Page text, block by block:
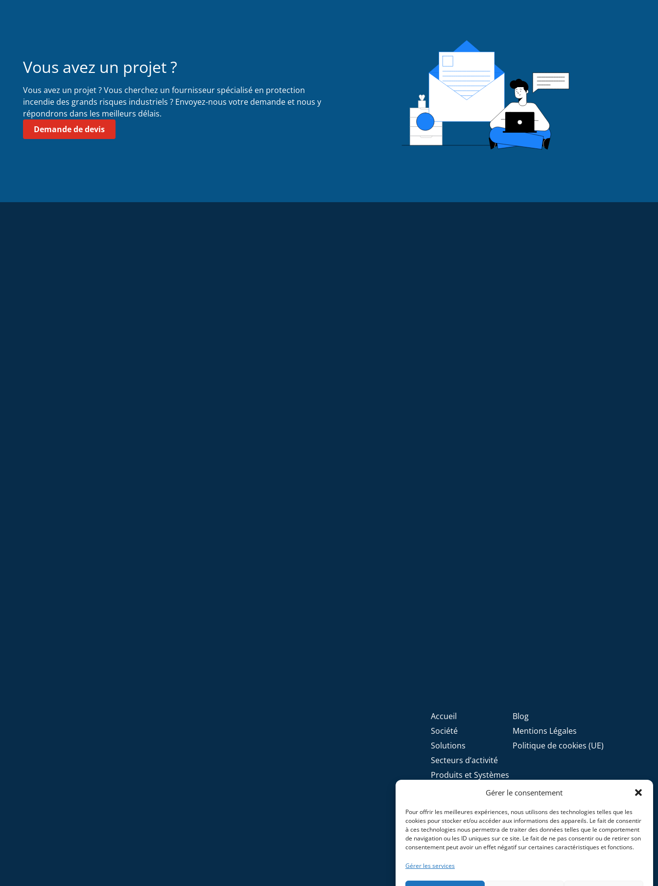
Gérer le consentement
Pour offrir les meilleures expériences, nous utilisons des technologies telles que les
cookies pour stocker et/ou accéder aux informations des appareils. Le fait de consentir
à ces technologies nous permettra de traiter des données telles que le comportement
de navigation ou les ID uniques sur ce site. Le fait de ne pas consentir ou de retirer son
consentement peut avoir un effet négatif sur certaines caractéristiques et fonctions.
Gérer les services
Vous avez un projet ?
Vous avez un projet ? Vous cherchez un fournisseur spécialisé en protection
incendie des grands risques industriels ? Envoyez-nous votre demande et nous y
répondrons dans les meilleurs délais.
Demande de devis
Accueil
Société
Solutions
Secteurs d’activité
Produits et Systèmes
Blog
Mentions Légales
Politique de cookies (UE)